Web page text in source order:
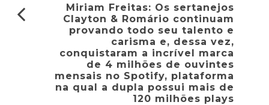
Miriam Freitas: Os sertanejos
Clayton & Romário continuam
provando todo seu talento e
carisma e, dessa vez,
conquistaram a incrível marca
de 4 milhões de ouvintes
mensais no Spotify, plataforma
na qual a dupla possui mais de
120 milhões plays